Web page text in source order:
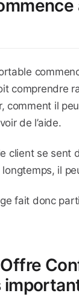
comprendre
comment il
de l’aide.
client se sent
longtemps, il
fait donc